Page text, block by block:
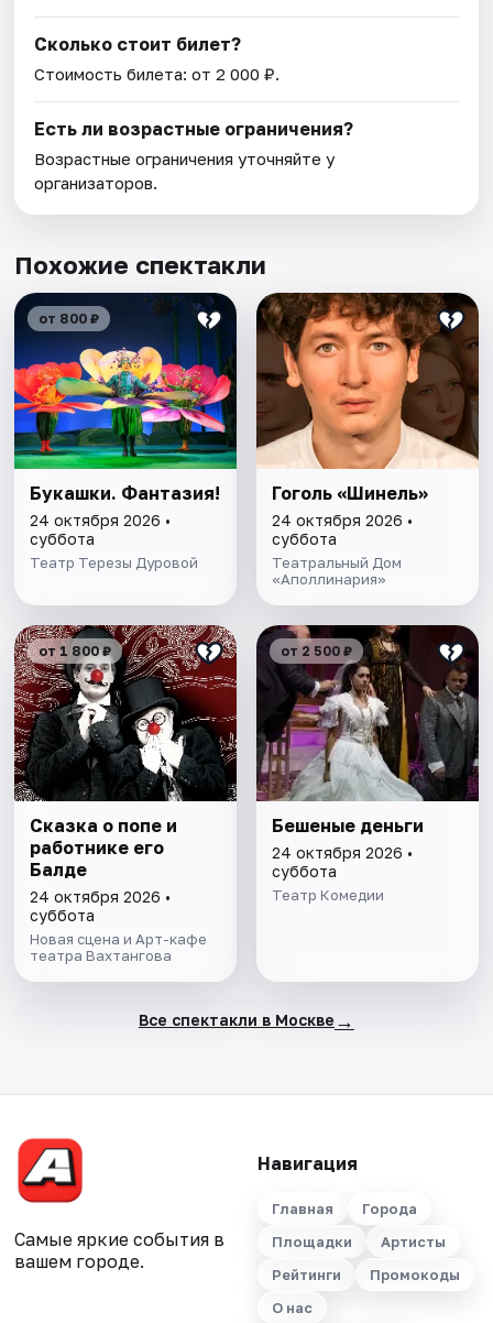
Сколько стоит билет?
Стоимость билета: от 2 000 ₽.
Есть ли возрастные ограничения?
Возрастные ограничения уточняйте у
организаторов.
Похожие спектакли
от 800 ₽
Букашки. Фантазия!
24 октября 2026 •
суббота
Театр Терезы Дуровой
Гоголь «Шинель»
24 октября 2026 •
суббота
Театральный Дом
«Аполлинария»
от 1 800 ₽
Cказка о попе и
работнике его
Балде
24 октября 2026 •
суббота
Новая сцена и Арт-кафе
театра Вахтангова
от 2 500 ₽
Бешеные деньги
24 октября 2026 •
суббота
Театр Комедии
Все спектакли в Москве →
Самые яркие события в
вашем городе.
Навигация
Главная
Города
Площадки
Артисты
Рейтинги
Промокоды
О нас